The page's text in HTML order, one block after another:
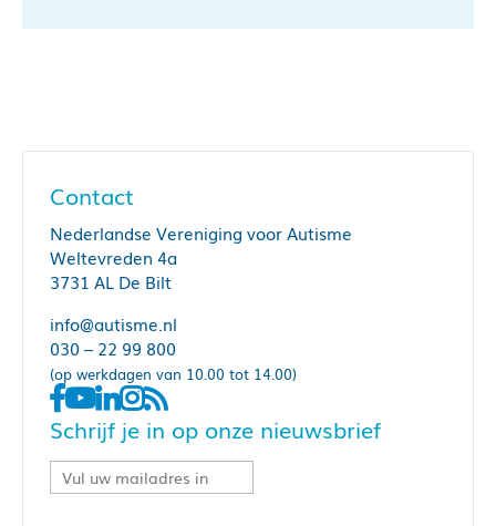
Contact
Nederlandse Vereniging voor Autisme
Weltevreden 4a
3731 AL De Bilt
info@autisme.nl
030 – 22 99 800
(op werkdagen van 10.00 tot 14.00)
Schrijf je in op onze nieuwsbrief